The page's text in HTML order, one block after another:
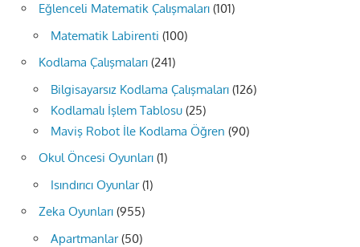
Eğlenceli Matematik Çalışmaları (101)
Matematik Labirenti (100)
Kodlama Çalışmaları (241)
Bilgisayarsız Kodlama Çalışmaları (126)
Kodlamalı İşlem Tablosu (25)
Maviş Robot İle Kodlama Öğren (90)
Okul Öncesi Oyunları (1)
Isındırıcı Oyunlar(1)
Zeka Oyunları (955)
Apartmanlar(50)